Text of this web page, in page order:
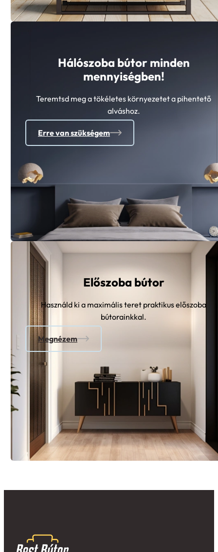
Hálószoba bútor minden
mennyiségben!
Teremtsd meg a tökéletes környezetet a pihentető
alváshoz.
Erre van szükségem
Előszoba bútor
Használd ki a maximális teret praktikus előszoba
bútorainkkal.
Megnézem